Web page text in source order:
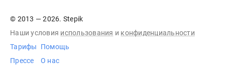
© 2013 — 2026. Stepik
Наши условия использования и конфиденциальности
Тарифы
Прессе
Помощь
О нас